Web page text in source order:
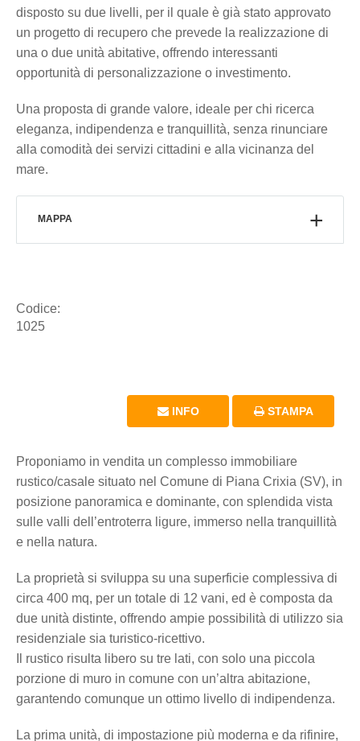
disposto su due livelli, per il quale è già stato approvato
un progetto di recupero che prevede la realizzazione di
una o due unità abitative, offrendo interessanti
opportunità di personalizzazione o investimento.
Una proposta di grande valore, ideale per chi ricerca
eleganza, indipendenza e tranquillità, senza rinunciare
alla comodità dei servizi cittadini e alla vicinanza del
mare.
MAPPA
INFO STAMPA
Codice:
1025
Proponiamo in vendita un complesso immobiliare
rustico/casale situato nel Comune di Piana Crixia (SV), in
posizione panoramica e dominante, con splendida vista
sulle valli dell’entroterra ligure, immerso nella tranquillità
e nella natura.
La proprietà si sviluppa su una superficie complessiva di
circa 400 mq, per un totale di 12 vani, ed è composta da
due unità distinte, offrendo ampie possibilità di utilizzo sia
residenziale sia turistico-ricettivo.
Il rustico risulta libero su tre lati, con solo una piccola
porzione di muro in comune con un’altra abitazione,
garantendo comunque un ottimo livello di indipendenza.
La prima unità, di impostazione più moderna e da rifinire,